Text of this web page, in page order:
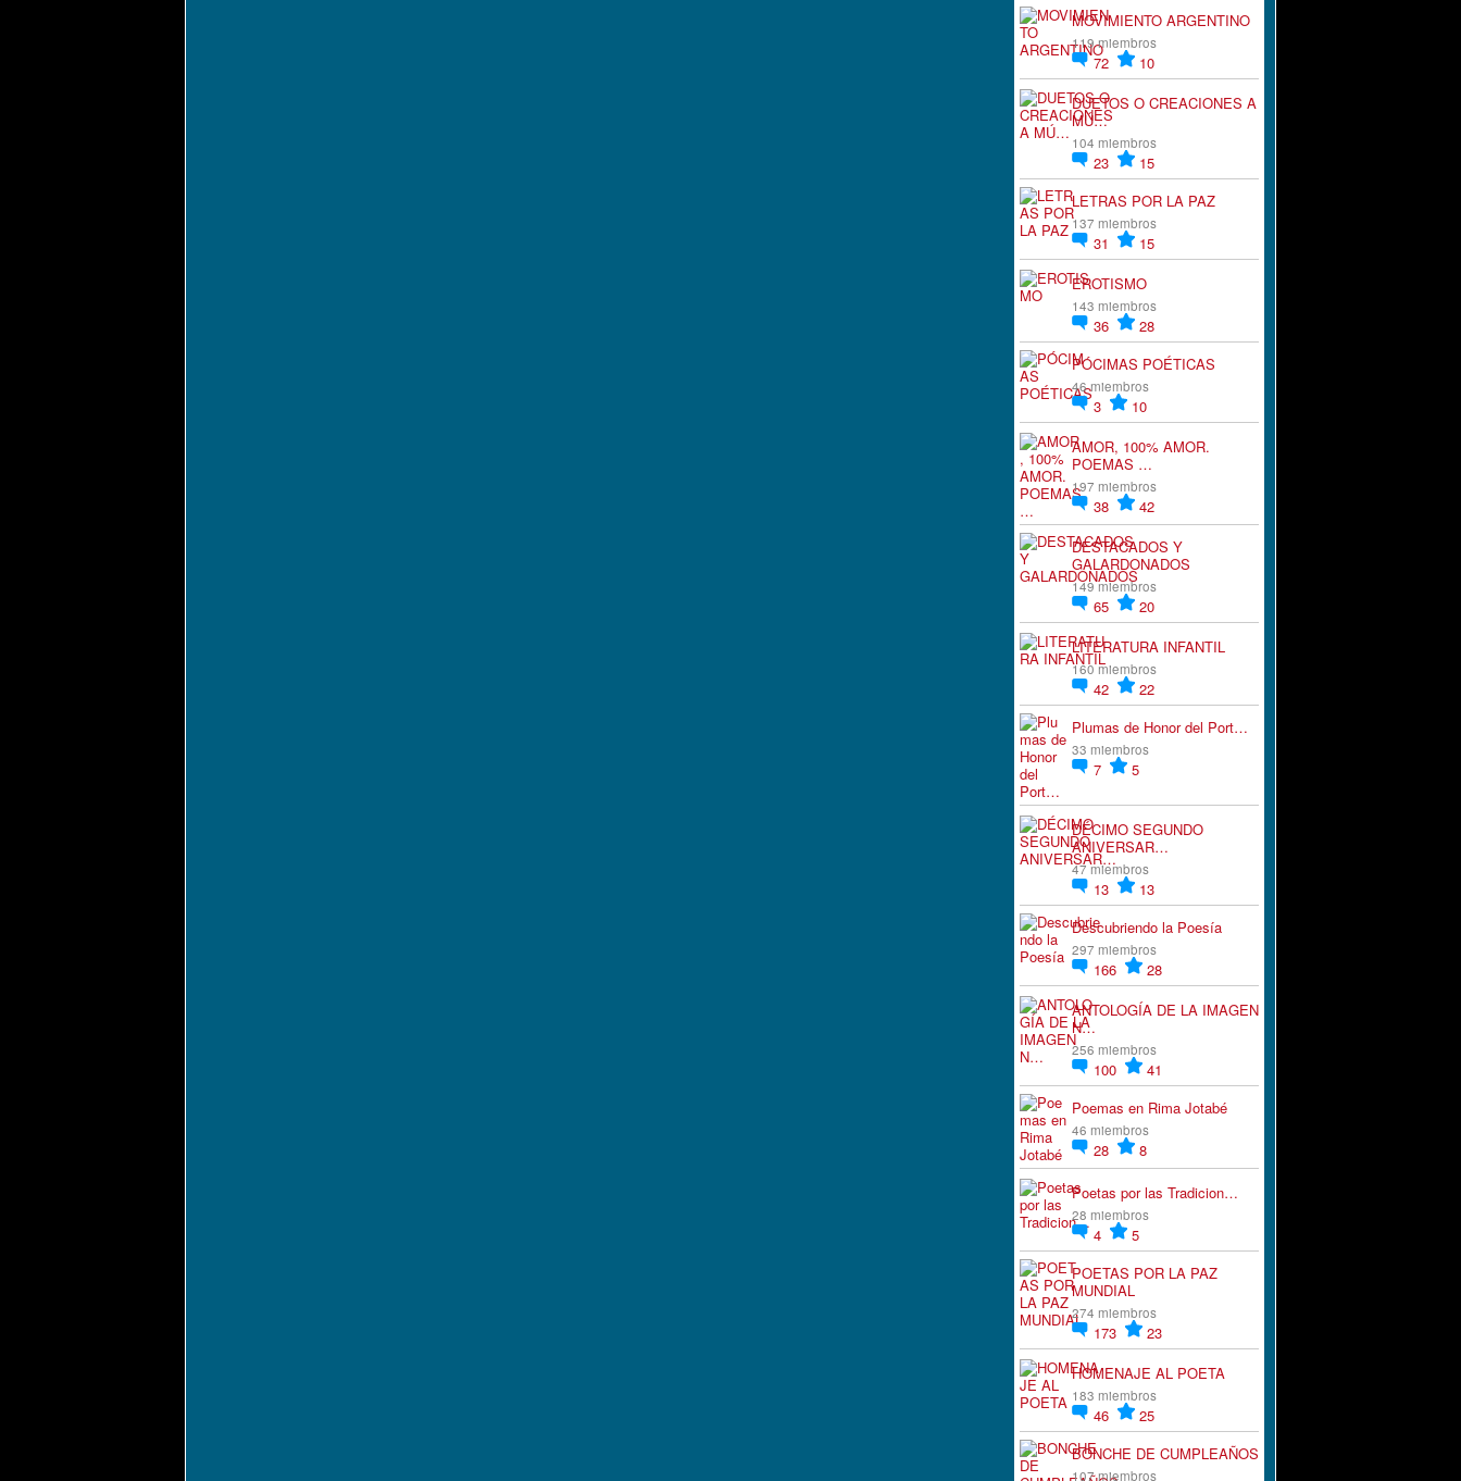
MOVIMIENTO ARGENTINO
119 miembros
72
10
DUETOS O CREACIONES A
MÚ…
104 miembros
23
15
LETRAS POR LA PAZ
137 miembros
31
15
EROTISMO
143 miembros
36
28
PÓCIMAS POÉTICAS
46 miembros
3
10
AMOR, 100% AMOR.
POEMAS …
197 miembros
38
42
DESTACADOS Y
GALARDONADOS
149 miembros
65
20
LITERATURA INFANTIL
160 miembros
42
22
Plumas de Honor del Port…
33 miembros
7 5
DÉCIMO SEGUNDO
ANIVERSAR…
47 miembros
13
13
Descubriendo la Poesía
297 miembros
166
28
ANTOLOGÍA DE LA IMAGEN
N…
256 miembros
100
41
Poemas en Rima Jotabé
46 miembros
28 8
Poetas por las Tradicion…
28 miembros
4
5
POETAS POR LA PAZ
MUNDIAL
274 miembros
173
23
HOMENAJE AL POETA
183 miembros
46
25
BONCHE DE CUMPLEAÑOS
107 miembros